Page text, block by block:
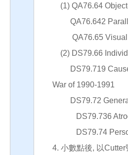
(1) QA76.64
QA76.642
QA76.65 Visual
(2) DS79.66
DS79.719
War of 1990-1991
DS79.72
DS79.736
DS79.74
4. 小數點後, 以Cutter